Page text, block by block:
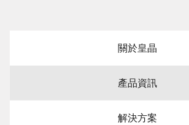
關於皇晶
產品資訊
解決方案